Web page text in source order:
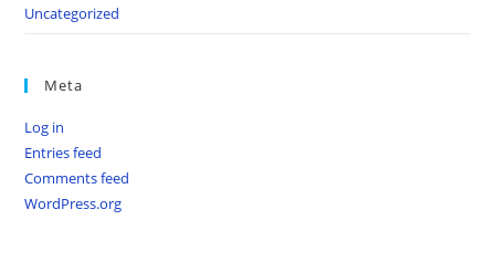
Uncategorized
Meta
Log in
Entries feed
Comments feed
WordPress.org